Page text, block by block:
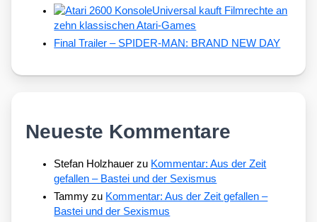
Universal kauft Filmrechte an
zehn klassischen Atari-Games
Final Trailer – SPIDER-MAN: BRAND NEW DAY
Neueste Kommentare
Stefan Holzhauer zu Kommentar: Aus der Zeit
gefallen – Bastei und der Sexismus
Tammy zu Kommentar: Aus der Zeit gefallen –
Bastei und der Sexismus